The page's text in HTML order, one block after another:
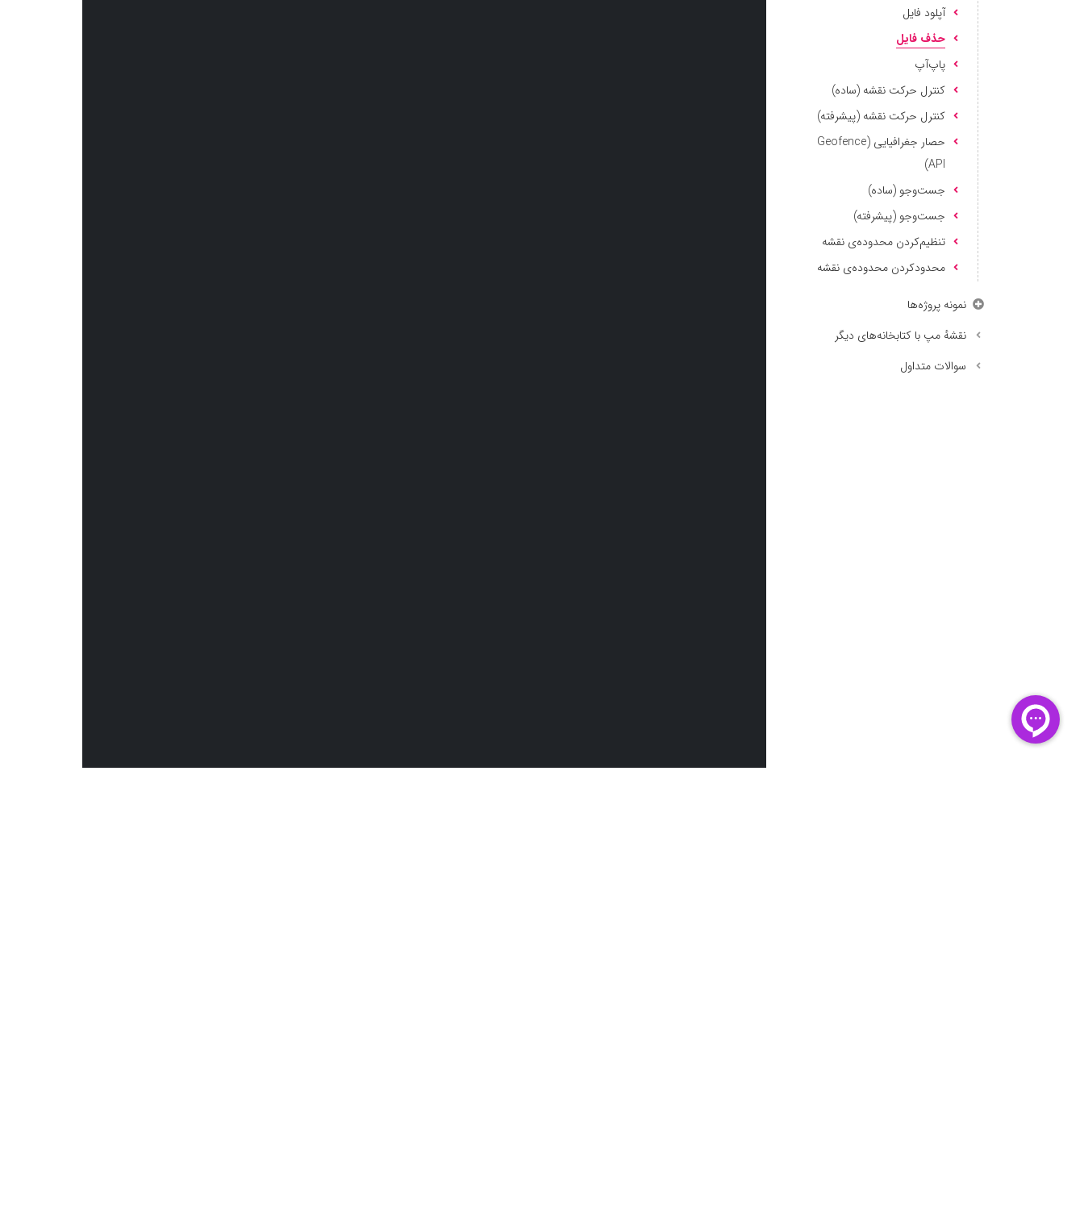
آپلود فایل
حذف فایل
پاپ‌آپ
کنترل حرکت نقشه (ساده)
کنترل حرکت نقشه (پیشرفته)
حصار جغرافیایی (Geofence
API)
جست‌وجو (ساده)
جست‌وجو (پیشرفته)
تنظیم‌کردن محدوده‌ی نقشه
محدودکردن محدوده‌ی نقشه
نمونه پروژه‌ها
نقشهٔ مپ با کتابخانه‌های دیگر
سوالات متداول